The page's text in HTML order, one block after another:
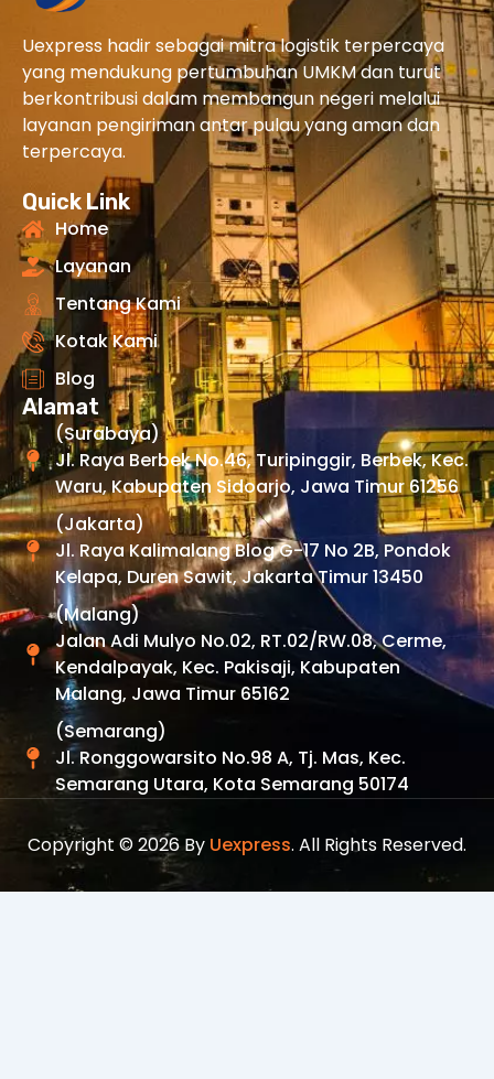
Uexpress hadir sebagai mitra logistik terpercaya
yang mendukung pertumbuhan UMKM dan turut
berkontribusi dalam membangun negeri melalui
layanan pengiriman antar pulau yang aman dan
terpercaya.
Quick Link
Home
Layanan
Tentang Kami
Kotak Kami
Blog
Alamat
(Surabaya)
Jl. Raya Berbek No.46, Turipinggir, Berbek, Kec.
Waru, Kabupaten Sidoarjo, Jawa Timur 61256
(Jakarta)
Jl. Raya Kalimalang Blog G-17 No 2B, Pondok
Kelapa, Duren Sawit, Jakarta Timur 13450
(Malang)
Jalan Adi Mulyo No.02, RT.02/RW.08, Cerme,
Kendalpayak, Kec. Pakisaji, Kabupaten
Malang, Jawa Timur 65162
(Semarang)
Jl. Ronggowarsito No.98 A, Tj. Mas, Kec.
Semarang Utara, Kota Semarang 50174
Copyright © 2026 By Uexpress. All Rights Reserved.